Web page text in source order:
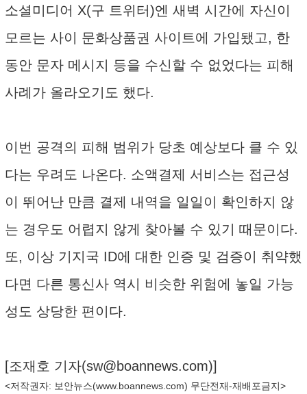
소셜미디어 X(구 트위터)엔 새벽 시간에 자신이
모르는 사이 문화상품권 사이트에 가입됐고, 한
동안 문자 메시지 등을 수신할 수 없었다는 피해
사례가 올라오기도 했다.
이번 공격의 피해 범위가 당초 예상보다 클 수 있
다는 우려도 나온다. 소액결제 서비스는 접근성
이 뛰어난 만큼 결제 내역을 일일이 확인하지 않
는 경우도 어렵지 않게 찾아볼 수 있기 때문이다.
또, 이상 기지국 ID에 대한 인증 및 검증이 취약했
다면 다른 통신사 역시 비슷한 위험에 놓일 가능
성도 상당한 편이다.
[조재호 기자(sw@boannews.com)]
<저작권자: 보안뉴스(www.boannews.com) 무단전재-재배포금지>